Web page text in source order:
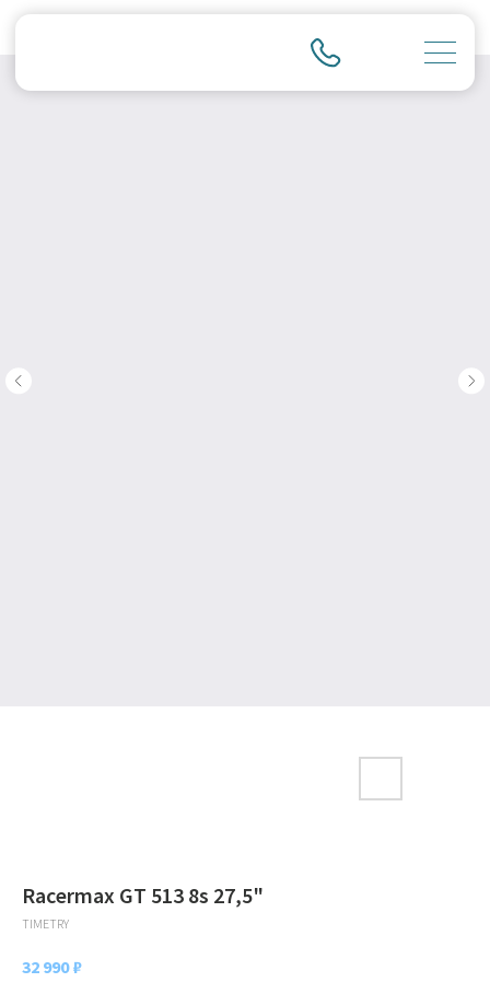
Racermax GT 513 8s 27,5"
TIMETRY
32 990 ₽